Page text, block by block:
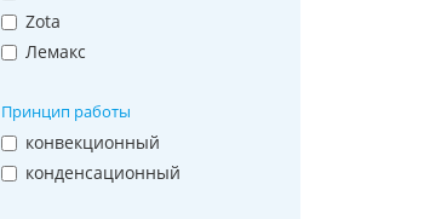
Zota
Лемакс
Принцип работы
конвекционный
конденсационный